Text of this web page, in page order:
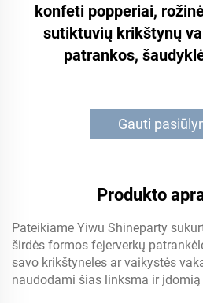
konfeti popperiai,
sutiktuvių krikštynų
patrankos,
Gauti
Produkto
Pateikiame Yiwu Shineparty
širdės formos fejerverkų
savo krikštyneles ar vaikystės
naudodami šias linksma ir